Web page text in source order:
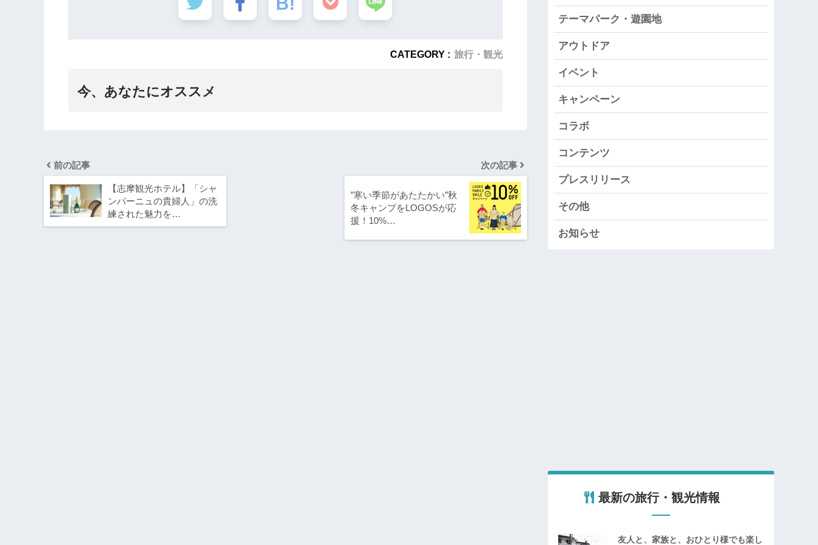
CATEGORY : 旅行・観光
今、あなたにオススメ
前の記事
【志摩観光ホテル】「シャ
ンパーニュの貴婦人」の洗
練された魅力を…
次の記事
”寒い季節があたたかい”秋
冬キャンプをLOGOSが応
援！10%…
テーマパーク・遊園地
アウトドア
イベント
キャンペーン
コラボ
コンテンツ
プレスリリース
その他
お知らせ
最新の旅行・観光情報
友人と、家族と、おひとり様でも楽し